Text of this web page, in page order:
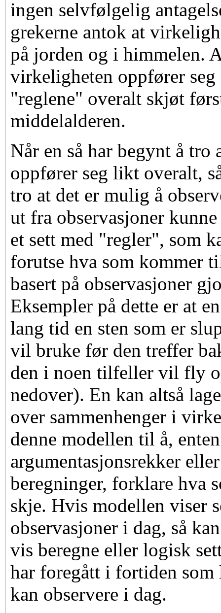
ingen selvfølgelig
grekerne antok at
på jorden og i himmelen.
virkeligheten oppfører seg
"reglene" overalt skjøt
middelalderen.
Når en så har begynt å
oppfører seg likt overalt,
tro at det er mulig å
ut fra observasjoner
et sett med "regler", som
forutse hva som kommer
basert på observasjoner
Eksempler på dette er at
lang tid en sten som er
vil bruke før den treffer
den i noen tilfeller vil fly
nedover). En kan altså
over sammenhenger i
denne modellen til å,
argumentasjonsrekker
beregninger, forklare hva
skje. Hvis modellen viser
observasjoner i dag, så
vis beregne eller logisk
har foregått i fortiden
kan observere i dag.